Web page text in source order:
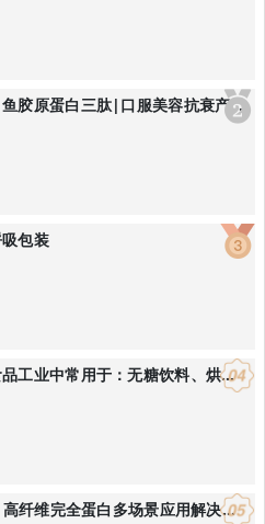
艾美科生物，鱼胶原蛋白三肽|口服美容抗衰产品解决方案
包装
阿洛酮糖在食品工业中常用于：无糖饮料、烘焙食品：替代蔗糖降低热量
未冉®️蛋白 | 高纤维完全蛋白多场景应用解决方案